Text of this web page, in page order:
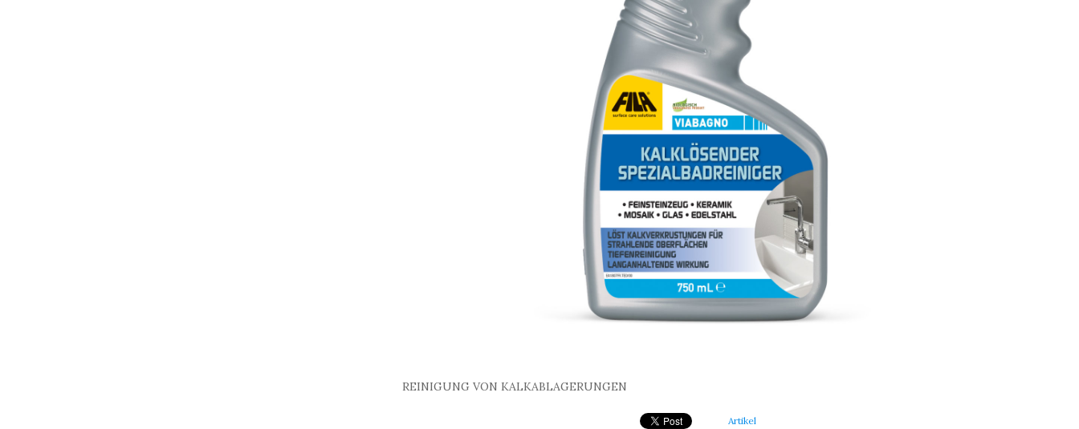
REINIGUNG VON KALKABLAGERUNGEN
Artikel